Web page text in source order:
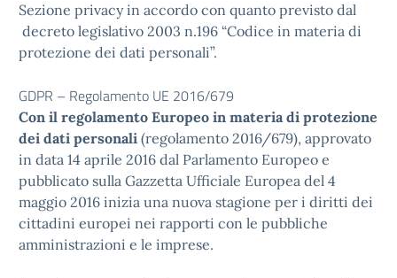
Sezione privacy in accordo con quanto previsto dal
decreto legislativo 2003 n.196 “Codice in materia di
protezione dei dati personali”.
GDPR – Regolamento UE 2016/679
Con il regolamento Europeo in materia di protezione
dei dati personali (regolamento 2016/679), approvato
in data 14 aprile 2016 dal Parlamento Europeo e
pubblicato sulla Gazzetta Ufficiale Europea del 4
maggio 2016 inizia una nuova stagione per i diritti dei
cittadini europei nei rapporti con le pubbliche
amministrazioni e le imprese.